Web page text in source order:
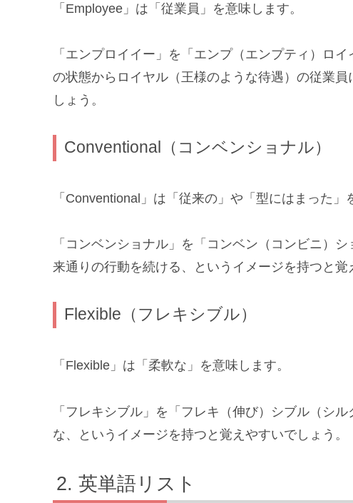
「Employee」は「従業員」を意味します。
「エンプロイイー」を「エンプ（エンプティ）ロ
の状態からロイヤル（王様のような待遇）の従業
しょう。
Conventional（コンベンショナル）
「Conventional」は「従来の」や「型にはまった」
「コンベンショナル」を「コンベン（コンビニ）
来通りの行動を続ける、というイメージを持つと覚
Flexible（フレキシブル）
「Flexible」は「柔軟な」を意味します。
「フレキシブル」を「フレキ（伸び）シブル（シ
な、というイメージを持つと覚えやすいでしょう。
英単語リスト